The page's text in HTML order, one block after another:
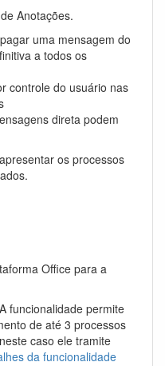
Anotações.
uma mensagem do
a todos os
controle do usuário nas
direta podem
os processos
Office para a
funcionalidade permite
de até 3 processos
caso ele tramite
da funcionalidade